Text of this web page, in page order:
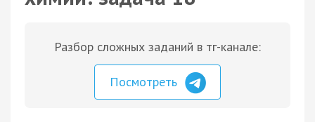
Разбор сложных заданий в тг-канале:
Посмотреть